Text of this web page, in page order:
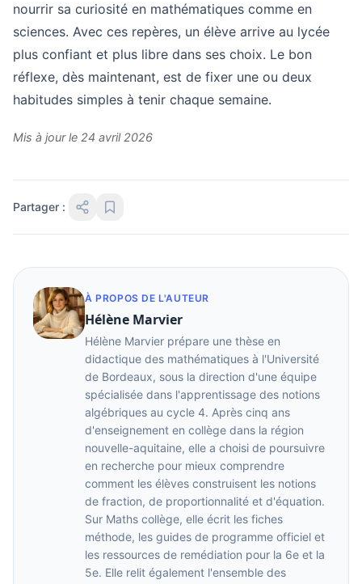
nourrir sa curiosité en mathématiques comme en
sciences. Avec ces repères, un élève arrive au lycée
plus confiant et plus libre dans ses choix. Le bon
réflexe, dès maintenant, est de fixer une ou deux
habitudes simples à tenir chaque semaine.
Mis à jour le 24 avril 2026
Partager :
À PROPOS DE L'AUTEUR
Hélène Marvier
Hélène Marvier prépare une thèse en
didactique des mathématiques à l'Université
de Bordeaux, sous la direction d'une équipe
spécialisée dans l'apprentissage des notions
algébriques au cycle 4. Après cinq ans
d'enseignement en collège dans la région
nouvelle-aquitaine, elle a choisi de poursuivre
en recherche pour mieux comprendre
comment les élèves construisent les notions
de fraction, de proportionnalité et d'équation.
Sur Maths collège, elle écrit les fiches
méthode, les guides de programme officiel et
les ressources de remédiation pour la 6e et la
5e. Elle relit également l'ensemble des